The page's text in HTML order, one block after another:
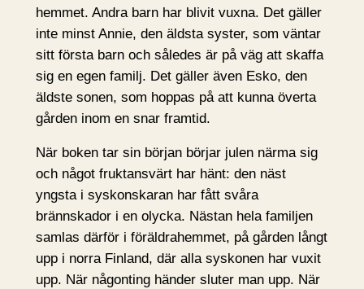
hemmet. Andra barn har blivit vuxna. Det gäller
inte minst Annie, den äldsta syster, som väntar
sitt första barn och således är på väg att skaffa
sig en egen familj. Det gäller även Esko, den
äldste sonen, som hoppas på att kunna överta
gården inom en snar framtid.
När boken tar sin början börjar julen närma sig
och något fruktansvärt har hänt: den näst
yngsta i syskonskaran har fått svåra
brännskador i en olycka. Nästan hela familjen
samlas därför i föräldrahemmet, på gården långt
upp i norra Finland, där alla syskonen har vuxit
upp. När någonting händer sluter man upp. När